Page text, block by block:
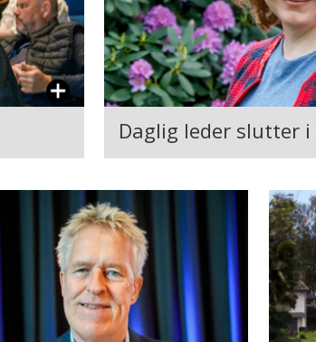
Daglig leder slutter